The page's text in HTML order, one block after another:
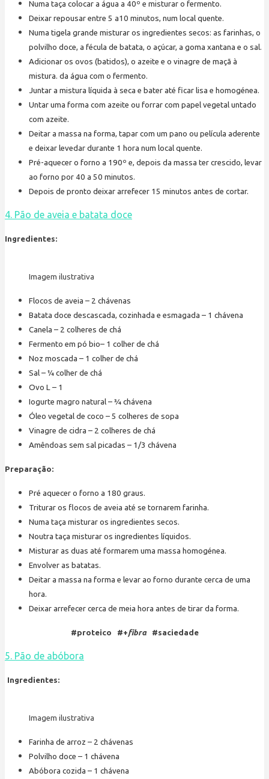
Numa taça colocar a água a 40º e misturar o fermento.
Deixar repousar entre 5 a10 minutos, num local quente.
Numa tigela grande misturar os ingredientes secos: as farinhas, o
polvilho doce, a fécula de batata, o açúcar, a goma xantana e o sal.
Adicionar os ovos (batidos), o azeite e o vinagre de maçã à
mistura. da água com o fermento.
Juntar a mistura líquida à seca e bater até ficar lisa e homogénea.
Untar uma forma com azeite ou forrar com papel vegetal untado
com azeite.
Deitar a massa na forma, tapar com um pano ou película aderente
e deixar levedar durante 1 hora num local quente.
Pré-aquecer o forno a 190º e, depois da massa ter crescido, levar
ao forno por 40 a 50 minutos.
Depois de pronto deixar arrefecer 15 minutos antes de cortar.
4. Pão de aveia e batata doce
Ingredientes:
Imagem ilustrativa
Flocos de aveia – 2 chávenas
Batata doce descascada, cozinhada e esmagada – 1 chávena
Canela – 2 colheres de chá
Fermento em pó bio– 1 colher de chá
Noz moscada – 1 colher de chá
Sal – ¼ colher de chá
Ovo L – 1
Iogurte magro natural – ¾ chávena
Óleo vegetal de coco – 5 colheres de sopa
Vinagre de cidra – 2 colheres de chá
Amêndoas sem sal picadas – 1/3 chávena
Preparação:
Pré aquecer o forno a 180 graus.
Triturar os flocos de aveia até se tornarem farinha.
Numa taça misturar os ingredientes secos.
Noutra taça misturar os ingredientes líquidos.
Misturar as duas até formarem uma massa homogénea.
Envolver as batatas.
Deitar a massa na forma e levar ao forno durante cerca de uma
hora.
Deixar arrefecer cerca de meia hora antes de tirar da forma.
#proteico #+fibra#saciedade
5. Pão de abóbora
Ingredientes:
Imagem ilustrativa
Farinha de arroz – 2 chávenas
Polvilho doce – 1 chávena
Abóbora cozida – 1 chávena